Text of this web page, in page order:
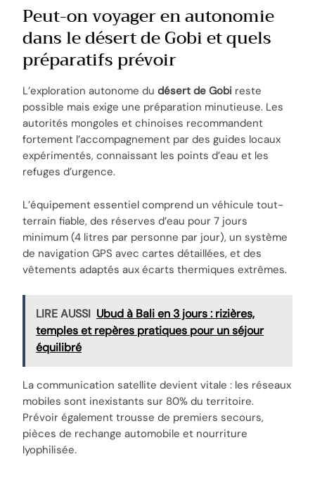
Peut-on voyager en autonomie
dans le désert de Gobi et quels
préparatifs prévoir
L’exploration autonome dudésert de Gobi reste
possible mais exige une préparation minutieuse. Les
autorités mongoles et chinoises recommandent
fortement l’accompagnement par des guides locaux
expérimentés, connaissant les points d’eau et les
refuges d’urgence.
L’équipement essentiel comprend un véhicule tout-
terrain fiable, des réserves d’eau pour 7 jours
minimum (4 litres par personne par jour), un système
de navigation GPS avec cartes détaillées, et des
vêtements adaptés aux écarts thermiques extrêmes.
LIRE AUSSI Ubud à Bali en 3 jours : rizières,
temples et repères pratiques pour un séjour
équilibré
La communication satellite devient vitale : les réseaux
mobiles sont inexistants sur 80% du territoire.
Prévoir également trousse de premiers secours,
pièces de rechange automobile et nourriture
lyophilisée.